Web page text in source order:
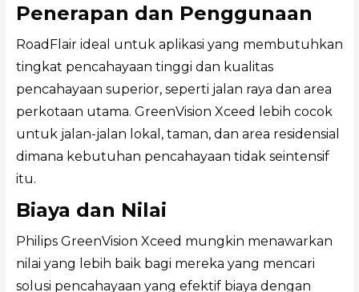
Penerapan dan Penggunaan
RoadFlair ideal untuk aplikasi yang membutuhkan
tingkat pencahayaan tinggi dan kualitas
pencahayaan superior, seperti jalan raya dan area
perkotaan utama. GreenVision Xceed lebih cocok
untuk jalan-jalan lokal, taman, dan area residensial
dimana kebutuhan pencahayaan tidak seintensif
itu.
Biaya dan Nilai
Philips GreenVision Xceed mungkin menawarkan
nilai yang lebih baik bagi mereka yang mencari
solusi pencahayaan yang efektif biaya dengan